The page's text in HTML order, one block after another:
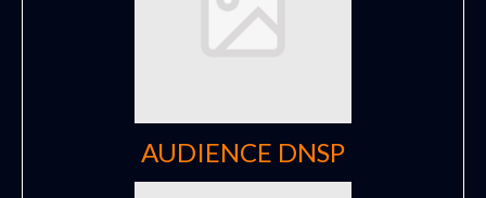
AUDIENCE DNSP